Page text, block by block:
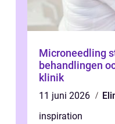
Microneedling
behandlingen
klinik
11 juni 2026
inspiration